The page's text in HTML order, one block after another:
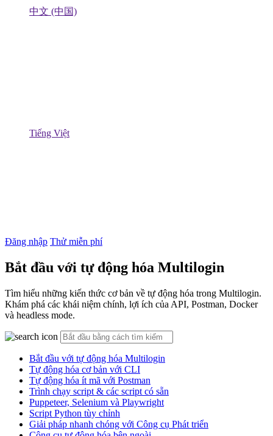
中文 (中国)
Tiếng Việt
Đăng nhập Thử miễn phí
Bắt đầu với tự động hóa Multilogin
Tìm hiểu những kiến thức cơ bản về tự động hóa trong Multilogin.
Khám phá các khái niệm chính, lợi ích của API, Postman, Docker
và headless mode.
Bắt đầu với tự động hóa Multilogin
Tự động hóa cơ bản với CLI
Tự động hóa ít mã với Postman
Trình chạy script & các script có sẵn
Puppeteer, Selenium và Playwright
Script Python tùy chỉnh
Giải pháp nhanh chóng với Công cụ Phát triển